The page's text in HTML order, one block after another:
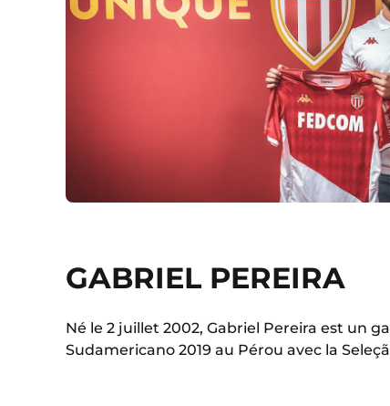
GABRIEL PEREIRA
Né le 2 juillet 2002, Gabriel Pereira est un
Sudamericano 2019 au Pérou avec la